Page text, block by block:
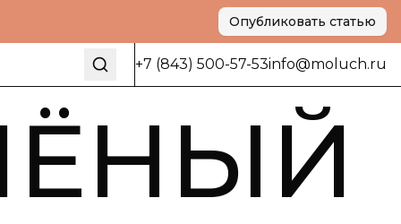
Опубликовать статью
+7 (843) 500-57-53info@moluch.ru